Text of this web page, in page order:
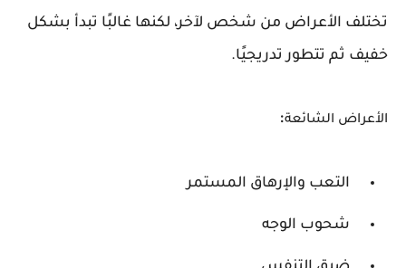
تختلف الأعراض من شخص لآخر، لكنها غالبًا تبدأ بشكل
خفيف ثم تتطور تدريجيًا.
الأعراض الشائعة:
التعب والإرهاق المستمر
شحوب الوجه